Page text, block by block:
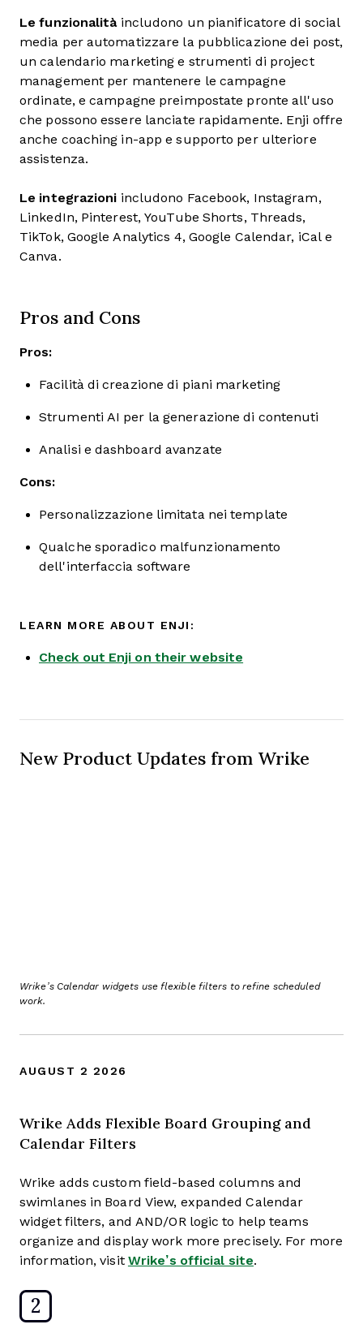
Le funzionalitàincludono un pianificatore di social
media per automatizzare la pubblicazione dei post,
un calendario marketing e strumenti di project
management per mantenere le campagne
ordinate, e campagne preimpostate pronte all'uso
che possono essere lanciate rapidamente. Enji offre
anche coaching in-app e supporto per ulteriore
assistenza.
Le integrazioni includono Facebook, Instagram,
LinkedIn, Pinterest, YouTube Shorts, Threads,
TikTok, Google Analytics 4, Google Calendar, iCal e
Canva.
Pros and Cons
Pros:
Facilità di creazione di piani marketing
Strumenti AI per la generazione di contenuti
Analisi e dashboard avanzate
Cons:
Personalizzazione limitata nei template
Qualche sporadico malfunzionamento
dell'interfaccia software
LEARN MORE ABOUT ENJI:
Check out Enji on their website
2
New Product Updates from Wrike
Wrike’s Calendar widgets use flexible filters to refine scheduled
work.
AUGUST 2 2026
Wrike Adds Flexible Board Grouping and
Calendar Filters
Wrike adds custom field-based columns and
swimlanes in Board View, expanded Calendar
widget filters, and AND/OR logic to help teams
organize and display work more precisely. For more
information, visit Wrike’s official site.